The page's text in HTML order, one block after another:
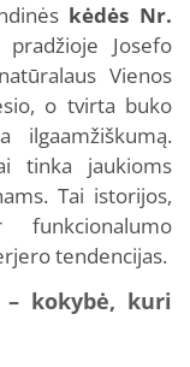
kėdės Nr.
Josefo
Vienos
o tvirta buko
ilgaamžiškumą.
tinka jaukioms
Tai istorijos,
tendencijas.
– kokybė, kuri